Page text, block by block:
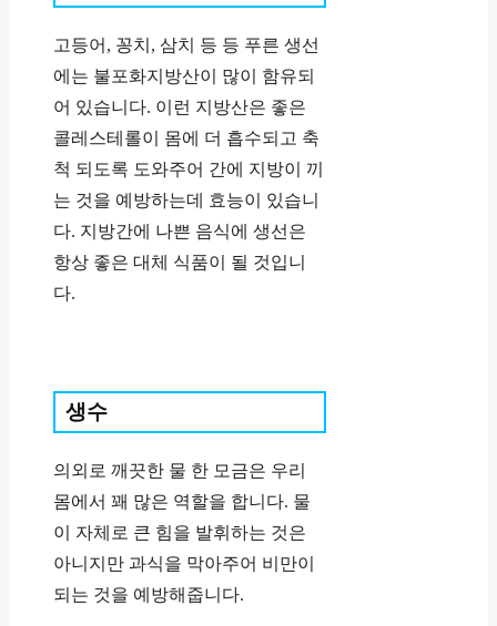
고등어, 꽁치, 삼치 등 등 푸른 생선
에는 불포화지방산이 많이 함유되
어 있습니다. 이런 지방산은 좋은
콜레스테롤이 몸에 더 흡수되고 축
척 되도록 도와주어 간에 지방이 끼
는 것을 예방하는데 효능이 있습니
다. 지방간에 나쁜 음식에 생선은
항상 좋은 대체 식품이 될 것입니
다.
생수
의외로 깨끗한 물 한 모금은 우리
몸에서 꽤 많은 역할을 합니다. 물
이 자체로 큰 힘을 발휘하는 것은
아니지만 과식을 막아주어 비만이
되는 것을 예방해줍니다.